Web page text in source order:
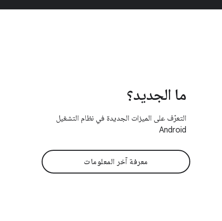
ما الجديد؟
التعرّف على الميزات الجديدة في نظام التشغيل
Android
معرفة آخر المعلومات